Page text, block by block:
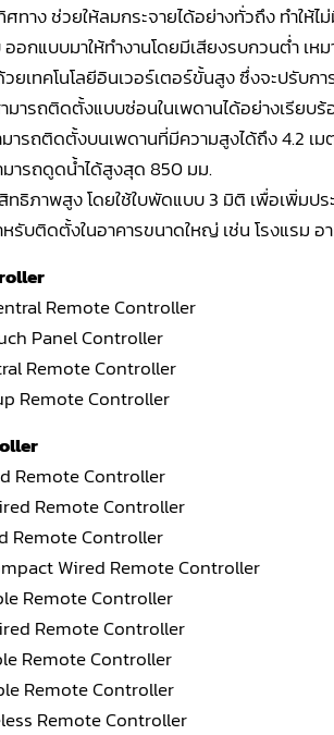
ศทาง ช่วยให้ลมกระจายได้อย่างทั่วถึง ทำให้
ออกแบบมาให้ทำงานโดยมีเสียงรบกวนต่ำ
ยเทคโนโลยีอินเวอร์เตอร์ขั้นสูง ซึ่งจะปรับ
มารถติดตั้งแบบซ่อนในเพดานได้อย่างเรียบ
ารถติดตั้งบนเพดานที่มีความสูงได้ถึง 4.2 เม
มารถดูดน้ำได้สูงสุด 850 มม.
ทธิภาพสูง โดยใช้ใบพัดแบบ 3 มิติ เพื่อเพิ่มป
ำหรับติดตั้งในอาคารขนาดใหญ่ เช่น โรงแรม
Remote Controller
Panel Controller
Remote Controller
Remote Controller
Remote Controller
Remote Controller
Remote Controller
Wired Remote Controller
Remote Controller
Remote Controller
Remote Controller
Remote Controller
Remote Controller